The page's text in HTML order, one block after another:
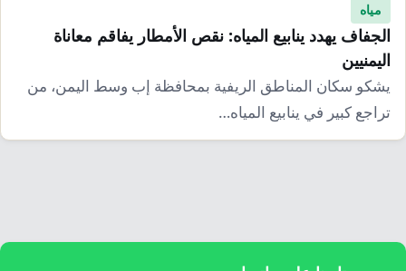
مياه
الجفاف يهدد ينابيع المياه: نقص الأمطار يفاقم معاناة
اليمنيين
يشكو سكان المناطق الريفية بمحافظة إب وسط اليمن، من
تراجع كبير في ينابيع المياه…